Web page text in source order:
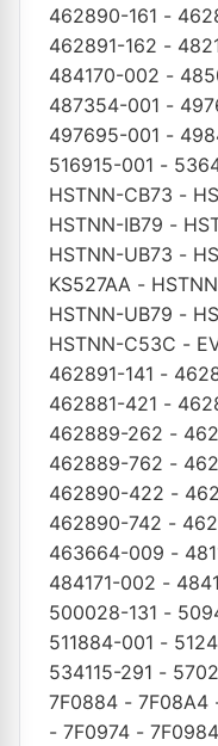
462890-161 -
462891-162 -
484170-002 -
487354-001 -
497695-001 -
516915-001 -
HSTNN-CB73 -
HSTNN-IB79 -
HSTNN-UB73 -
KS527AA -
HSTNN-UB79 -
HSTNN-C53C -
462891-141 -
462881-421 -
462889-262 -
462889-762 -
462890-422 -
462890-742 -
463664-009 -
484171-002 -
500028-131 -
511884-001 -
534115-291 -
7F0884 - 7F08A4
- 7F0974 - 7F0984